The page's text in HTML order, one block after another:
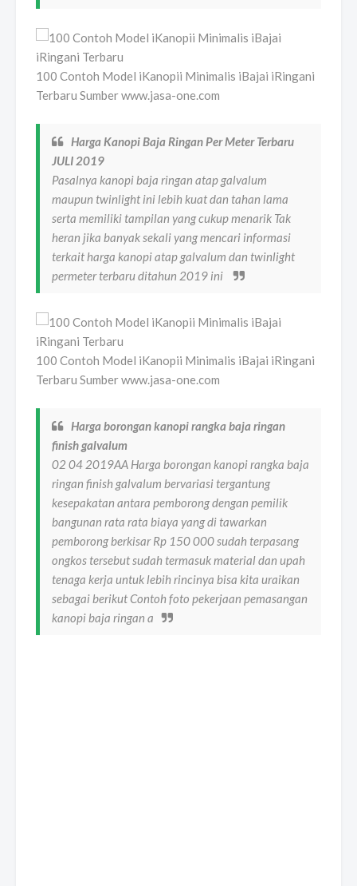
100 Contoh Model iKanopii Minimalis iBajai iRingani
Terbaru Sumber www.jasa-one.com
Harga Kanopi Baja Ringan Per Meter Terbaru
JULI 2019
Pasalnya kanopi baja ringan atap galvalum
maupun twinlight ini lebih kuat dan tahan lama
serta memiliki tampilan yang cukup menarik Tak
heran jika banyak sekali yang mencari informasi
terkait harga kanopi atap galvalum dan twinlight
permeter terbaru ditahun 2019 ini
100 Contoh Model iKanopii Minimalis iBajai iRingani
Terbaru Sumber www.jasa-one.com
Harga borongan kanopi rangka baja ringan
finish galvalum
02 04 2019AA Harga borongan kanopi rangka baja
ringan finish galvalum bervariasi tergantung
kesepakatan antara pemborong dengan pemilik
bangunan rata rata biaya yang di tawarkan
pemborong berkisar Rp 150 000 sudah terpasang
ongkos tersebut sudah termasuk material dan upah
tenaga kerja untuk lebih rincinya bisa kita uraikan
sebagai berikut Contoh foto pekerjaan pemasangan
kanopi baja ringan a